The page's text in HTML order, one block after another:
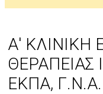
Α' ΚΛΙΝΙΚΗ
ΘΕΡΑΠΕΙΑΣ
ΕΚΠΑ,